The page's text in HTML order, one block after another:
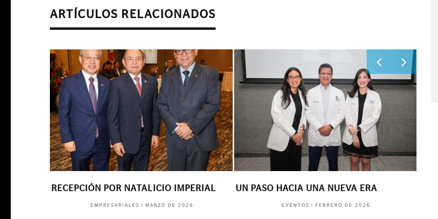
ARTÍCULOS RELACIONADOS
FIESTA NACIONAL DE ESPAÑA
EMPRESARIALES |NOVIEMBRE DE 2024
EXPERIENCIA EN MIXOLOGÍA
EVENTOS |MAYO DE 2022